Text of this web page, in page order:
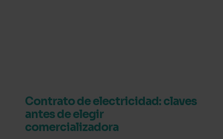
Contrato de electricidad: claves
antes de elegir
comercializadora